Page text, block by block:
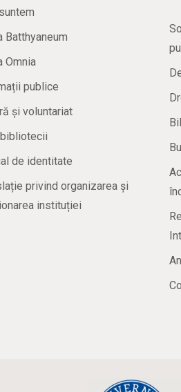
Batthyaneum
Omnia
publice
și voluntariat
de identitate
privind organizarea și
instituției